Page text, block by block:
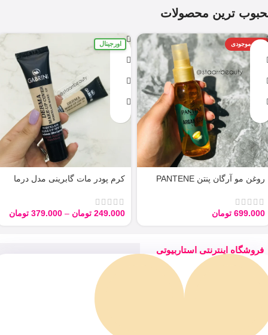
ترین محصولات
اتمام موجودی
روغن مو آرگان پنتن PANTENE
699.000 تومان
اورجینال
کرم پودر مات گابرینی مدل درما
249.000 تومان –
379.000 تومان
فروشگاه اینترنتی استاربیوتی